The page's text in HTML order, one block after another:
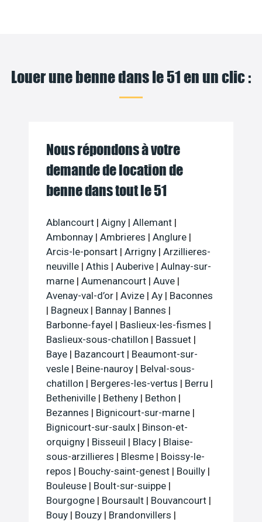
Louer une benne dans le 51 en un clic :
Nous répondons à votre
demande de location de
benne dans tout le 51
Ablancourt | Aigny | Allemant |
Ambonnay | Ambrieres | Anglure |
Arcis-le-ponsart | Arrigny | Arzillieres-
neuville | Athis | Auberive | Aulnay-sur-
marne | Aumenancourt | Auve |
Avenay-val-d’or | Avize | Ay | Baconnes
| Bagneux | Bannay | Bannes |
Barbonne-fayel | Baslieux-les-fismes |
Baslieux-sous-chatillon | Bassuet |
Baye | Bazancourt | Beaumont-sur-
vesle | Beine-nauroy | Belval-sous-
chatillon | Bergeres-les-vertus | Berru |
Betheniville | Betheny | Bethon |
Bezannes | Bignicourt-sur-marne |
Bignicourt-sur-saulx | Binson-et-
orquigny | Bisseuil | Blacy | Blaise-
sous-arzillieres | Blesme | Boissy-le-
repos | Bouchy-saint-genest | Bouilly |
Bouleuse | Boult-sur-suippe |
Bourgogne | Boursault | Bouvancourt |
Bouy | Bouzy | Brandonvillers |